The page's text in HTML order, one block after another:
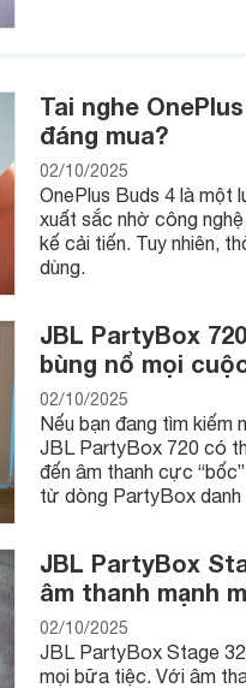
Tai nghe
đáng mua?
02/10/2025
OnePlus Buds 4 là một
xuất sắc nhờ công
kế cải tiến. Tuy nhiên,
dùng.
JBL PartyBox
bùng nổ mọi
02/10/2025
Nếu bạn đang tìm
JBL PartyBox 720 có
đến âm thanh cực
từ dòng PartyBox danh
JBL PartyBox
âm thanh mạnh
02/10/2025
JBL PartyBox Stage
mọi bữa tiệc. Với âm